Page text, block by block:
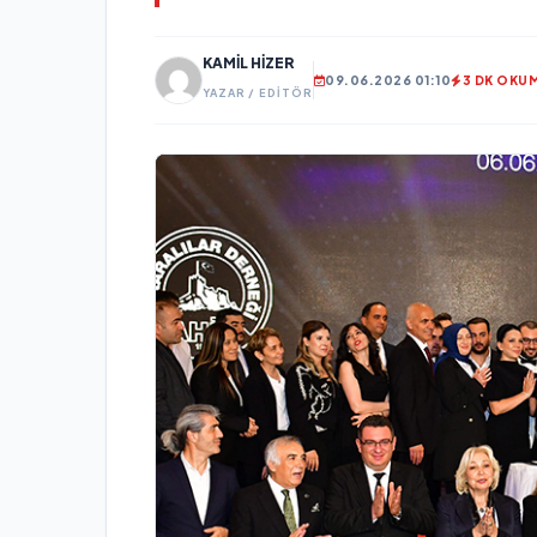
KAMIL HIZER
YAZAR / EDITÖR
09.06.2026 01:10 3 DK